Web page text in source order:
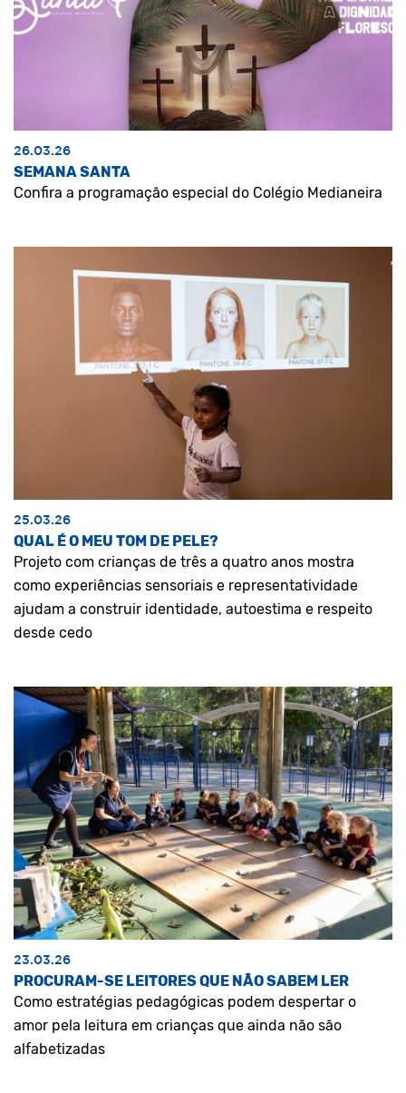
26.03.26
SEMANA SANTA
Confira a programação especial do Colégio Medianeira
25.03.26
QUAL É O MEU TOM DE PELE?
Projeto com crianças de três a quatro anos mostra
como experiências sensoriais e representatividade
ajudam a construir identidade, autoestima e respeito
desde cedo
23.03.26
PROCURAM-SE LEITORES QUE NÃO SABEM LER
Como estratégias pedagógicas podem despertar o
amor pela leitura em crianças que ainda não são
alfabetizadas